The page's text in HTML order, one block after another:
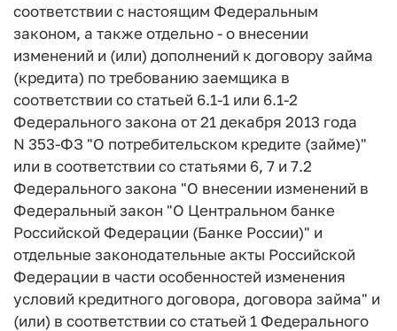
соответствии с настоящим Федеральным
законом, а также отдельно - о внесении
изменений и (или) дополнений к договору займа
(кредита) по требованию заемщика в
соответствии со статьей 6.1-1 или 6.1-2
Федерального закона от 21 декабря 2013 года
N 353-ФЗ "О потребительском кредите (займе)"
или в соответствии со статьями 6, 7 и 7.2
Федерального закона "О внесении изменений в
Федеральный закон "О Центральном банке
Российской Федерации (Банке России)" и
отдельные законодательные акты Российской
Федерации в части особенностей изменения
условий кредитного договора, договора займа" и
(или) в соответствии со статьей 1 Федерального